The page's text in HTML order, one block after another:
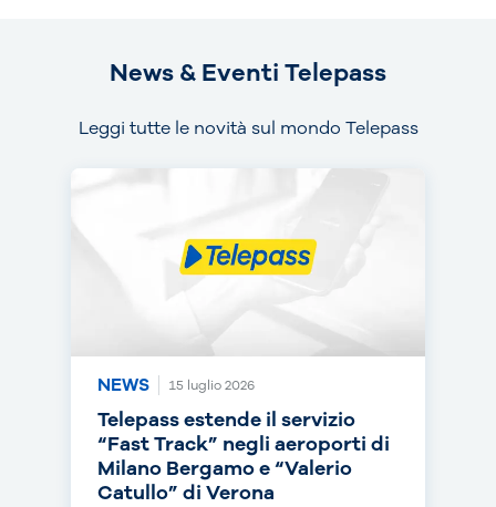
News & Eventi Telepass
Leggi tutte le novità sul mondo Telepass
NEWS 15 luglio 2026
Telepass estende il servizio
“Fast Track” negli aeroporti di
Milano Bergamo e “Valerio
Catullo” di Verona
NEWS 14 luglio 2026
Telepass punta sull’RC Auto e
torna on air con una nuova
campagna
NEWS 30 giugno 2026
Telepass cresce in europa: dal
1° luglio telepedaggio attivo
anche nei Paesi Bassi